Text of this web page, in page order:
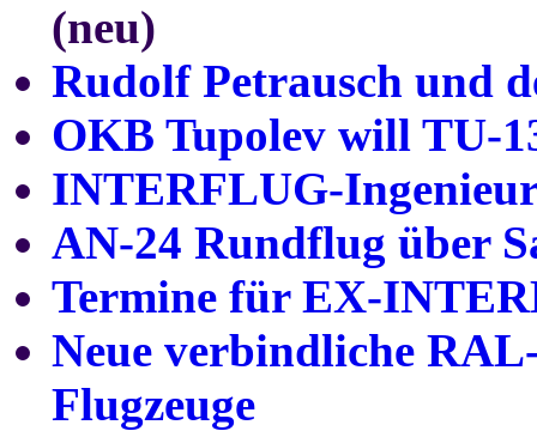
(neu)
Rudolf Petrausch und
OKB Tupolev will TU-
INTERFLUG-
AN-24 Rundflug über
Termine für EX-
Neue verbindliche
Flugzeuge